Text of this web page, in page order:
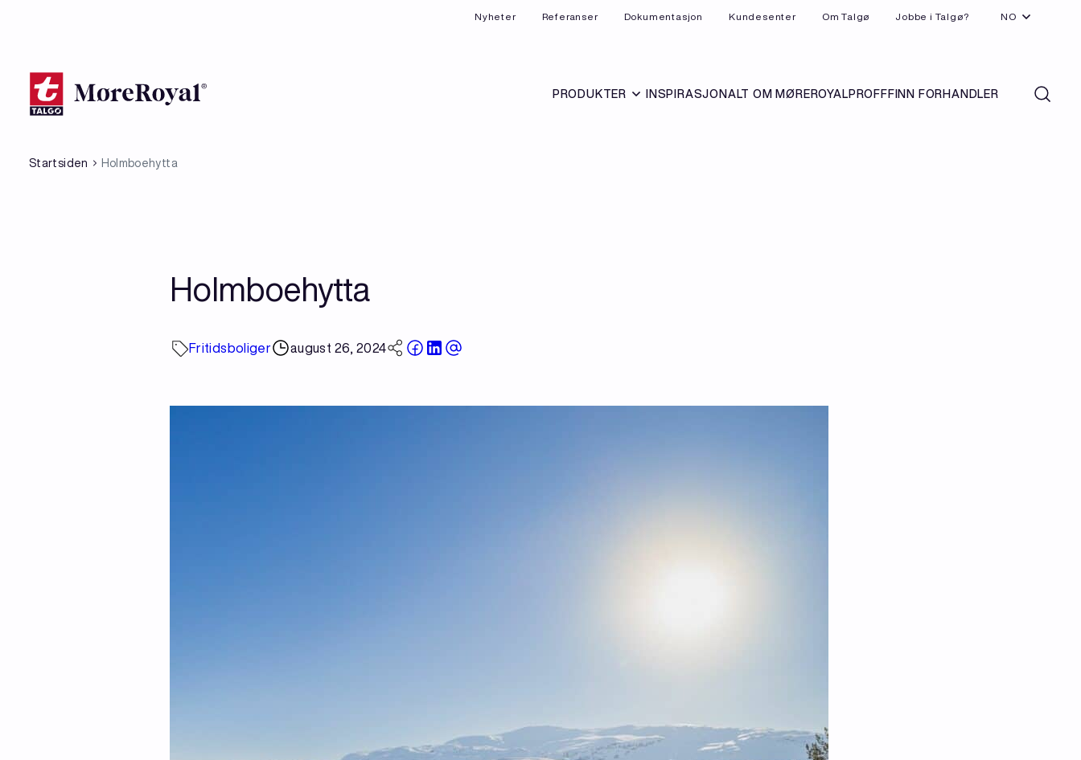
Nyheter Referanser Dokumentasjon Kundesenter Om Talgø Jobbe i Talgø? NO
PRODUKTER INSPIRASJON ALT OM MØREROYAL PROFF FINN FORHANDLER
Startsiden Holmboehytta
Holmboehytta
Fritidsboliger august 26, 2024